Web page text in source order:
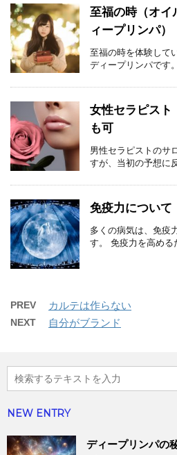
至福の時（オイ
ィープリンパ）
至福の時を体験して
ディープリンパです
女性セラピス
も可
男性セラピストのサ
すが、当初の予想に
免疫力について
多くの病気は、免疫
す。 免疫力を高める
PREV カルテは作らない
NEXT 自分がブランド
NEW ENTRY
ディープリンパの